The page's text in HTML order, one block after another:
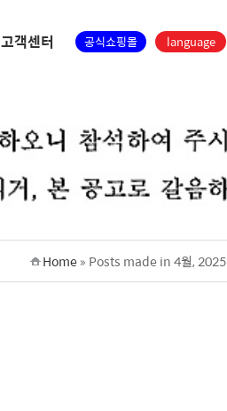
공식쇼핑몰 language
고객센터
Home» Posts made in 4월, 2025